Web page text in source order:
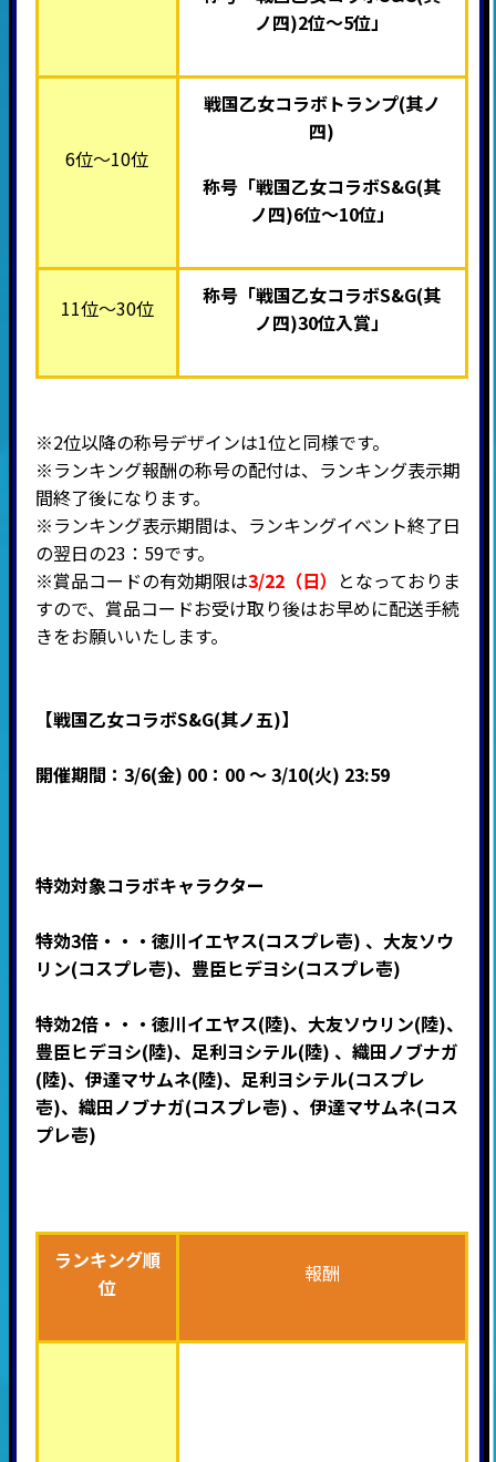
ノ四)2位～5位」
6位～10位
戦国乙女コラボトランプ(其ノ
四)
称号「戦国乙女コラボS&G(其
ノ四)6位～10位」
11位～30位
称号「戦国乙女コラボS&G(其
ノ四)30位入賞 」
※2位以降の称号デザインは1位と同様です。
※ランキング報酬の称号の配付は、ランキング表示期
間終了後になります。
※ランキング表示期間は、ランキングイベント終了日
の翌日の23：59です。
※賞品コードの有効期限は3/22（日） となっておりま
すので、賞品コードお受け取り後はお早めに配送手続
きをお願いいたします。
【戦国乙女コラボS&G(其ノ五)】
開催期間：3/6(金) 00：00 ～ 3/10(火) 23:59
特効対象コラボキャラクター
特効3倍・・・徳川イエヤス(コスプレ壱) 、大友ソウ
リン(コスプレ壱)、豊臣ヒデヨシ(コスプレ壱)
特効2倍・・・徳川イエヤス(陸)、大友ソウリン(陸)、
豊臣ヒデヨシ(陸)、足利ヨシテル(陸) 、織田ノブナガ
(陸)、伊達マサムネ(陸)、足利ヨシテル(コスプレ
壱)、織田ノブナガ(コスプレ壱) 、伊達マサムネ(コス
プレ壱)
ランキング順
位
報酬